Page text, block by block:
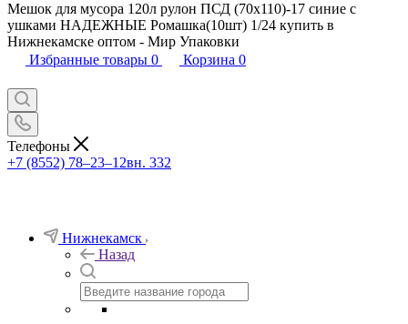
Мешок для мусора 120л рулон ПСД (70х110)-17 синие с
ушками НАДЕЖНЫЕ Ромашка(10шт) 1/24 купить в
Нижнекамске оптом - Мир Упаковки
Избранные товары 0 Корзина 0
Телефоны
+7 (8552) 78‒23‒12вн. 332
Нижнекамск
Назад